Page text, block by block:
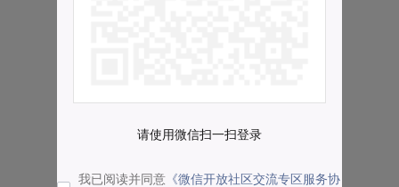
请使用微信扫一扫登录
我已阅读并同意 《微信开放社区交流专区服务协